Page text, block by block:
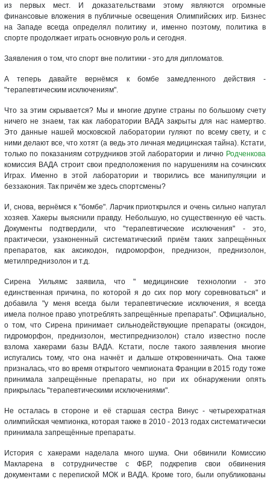
из первых мест. И доказательствами этому являются огромные
финансовые вложения в публичные освещения Олимпийских игр. Бизнес
на Западе всегда определял политику и, именно поэтому, политика в
спорте продолжает играть основную роль и сегодня.
Заявления о том, что спорт вне политики - это для дипломатов.
А теперь давайте вернёмся к бомбе замедленного действия -
"терапевтическим исключениям".
Что за этим скрывается? Мы и многие другие страны по большому счету
ничего не знаем, так как лаборатории ВАДА закрыты для нас намертво.
Это данные нашей московской лаборатории гуляют по всему свету, и с
ними делают все, что хотят (а ведь это личная медицинская тайна). Кстати,
только по показаниям сотрудников этой лаборатории и лично Родченкова
комиссия ВАДА строит свои предположения по нарушениям на сочинских
Играх. Именно в этой лаборатории и творились все манипуляции и
беззакония. Так причём же здесь спортсмены?
И, снова, вернёмся к "бомбе". Ларчик приоткрылся и очень сильно напугал
хозяев. Хакеры выяснили правду. Небольшую, но существенную её часть.
Документы подтвердили, что "терапевтические исключения" - это,
практически, узаконенный систематический приём таких запрещённых
препаратов, как аксикодон, гидроморфон, преднизон, преднизолон,
метилпреднизолон и т.д.
Сирена Уильямс заявила, что " медицинские технологии - это
единственная причина, по которой я до сих пор могу соревноваться" и
добавила "у меня всегда были терапевтические исключения, я всегда
имела полное право употреблять запрещённые препараты". Официально,
о том, что Сирена принимает сильнодействующие препараты (оксидон,
гидроморфон, преднизолон, местипреднизолон) стало известно после
взлома хакерами базы ВАДА. Кстати, после такого заявления многие
испугались тому, что она начнёт и дальше откровенничать. Она также
призналась, что во время открытого чемпионата Франции в 2015 году тоже
принимала запрещённые препараты, но при их обнаружении опять
прикрылась "терапевтическими исключениями".
Не осталась в стороне и её старшая сестра Винус - четырехкратная
олимпийская чемпионка, которая также в 2010 - 2013 годах систематически
принимала запрещённые препараты.
История с хакерами наделала много шума. Они обвинили Комиссию
Макларена в сотрудничестве с ФБР, подкрепив свои обвинения
документами с перепиской МОК и ВАДА. Кроме того, были опубликованы